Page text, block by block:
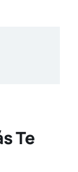
Te